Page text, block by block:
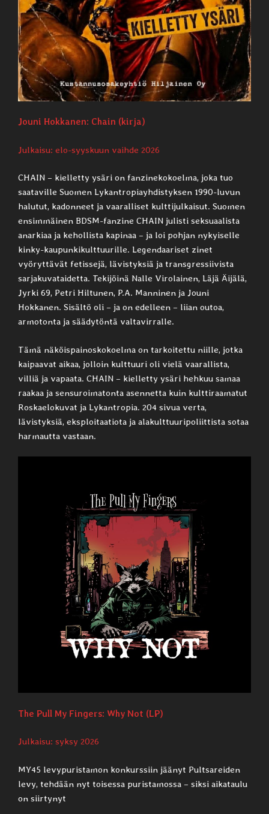
Jouni Hokkanen: Chain (kirja)
Julkaisu: elo-syyskuun vaihde 2026
CHAIN – kielletty ysäri on fanzinekokoelma, joka tuo
saataville Suomen Lykantropiayhdistyksen 1990-luvun
halutut, kadonneet ja vaaralliset kulttijulkaisut. Suomen
ensimmäinen BDSM-fanzine CHAIN julisti seksuaalista
anarkiaa ja kehollista kapinaa – ja loi pohjan nykyiselle
kinky-kaupunkikulttuurille. Legendaariset zinet
vyöryttävät fetissejä, lävistyksiä ja transgressiivista
sarjakuvataidetta. Tekijöinä Nalle Virolainen, Läjä Äijälä,
Jyrki 69, Petri Hiltunen, P.A. Manninen ja Jouni
Hokkanen. Sisältö oli – ja on edelleen – liian outoa,
armotonta ja säädytöntä valtavirralle.
Tämä näköispainoskokoelma on tarkoitettu niille, jotka
kaipaavat aikaa, jolloin kulttuuri oli vielä vaarallista,
villiä ja vapaata. CHAIN – kielletty ysäri hehkuu samaa
raakaa ja sensuroimatonta asennetta kuin kulttiraamatut
Roskaelokuvat ja Lykantropia. 204 sivua verta,
lävistyksiä, eksploitaatiota ja alakulttuuripoliittista sotaa
harmautta vastaan.
The Pull My Fingers: Why Not (LP)
Julkaisu: syksy 2026
MY45 levypuristamon konkurssiin jäänyt Pultsareiden
levy, tehdään nyt toisessa puristamossa – siksi aikataulu
on siirtynyt